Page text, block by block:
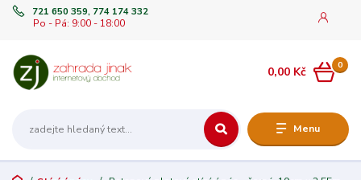
Menu
721 650 359, 774 174 332
Po - Pá: 9:00 - 18:00
0
0,00 Kč